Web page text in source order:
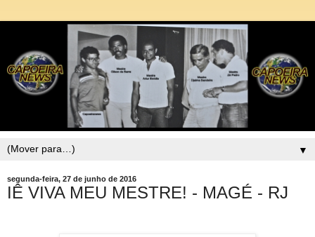
▼
segunda-feira, 27 de junho de 2016
IÊ VIVA MEU MESTRE! - MAGÉ - RJ